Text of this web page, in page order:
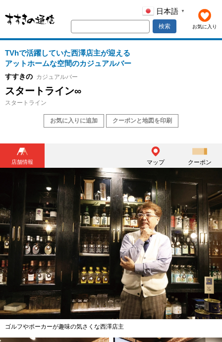
お気に入り
日本語 ▼
検索
TVhで活躍していた西澤店主が迎える
アットホームな空間のカジュアルバー
すすきの カジュアルバー
スタートライン∞
スタートライン
お気に入りに追加 クーポンと地図を印刷
店舗情報 マップ クーポン
ゴルフやポーカーが趣味の気さくな西澤店主